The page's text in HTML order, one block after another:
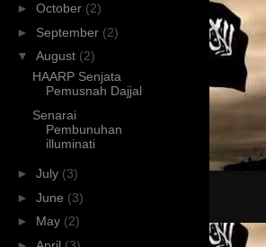
► October (2)
► September (2)
▼ August (2)
HAARP Senjata
Pemusnah Dajjal
Senarai
Pembunuhan
illuminati
► July (3)
► June (3)
► May (2)